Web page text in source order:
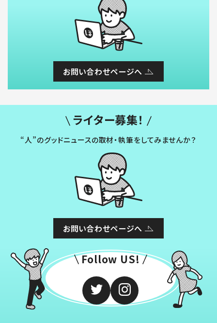
お問い合わせページへ
ライター募集！
“人”のグッドニュースの取材・執筆をしてみませんか？
お問い合わせページへ
Follow US!